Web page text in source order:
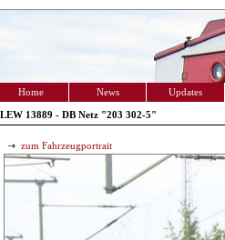
Home News Updates
LEW 13889 - DB Netz "203 302-5"
zum Fahrzeugportrait